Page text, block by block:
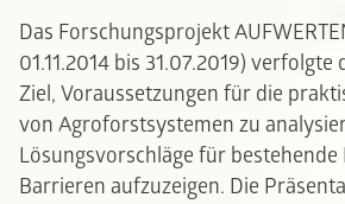
Das Forschungsprojekt
01.11.2014 bis 31.07.2019)
Ziel, Voraussetzungen für die
von Agroforstsystemen zu
Lösungsvorschläge für bestehende
Barrieren aufzuzeigen. Die